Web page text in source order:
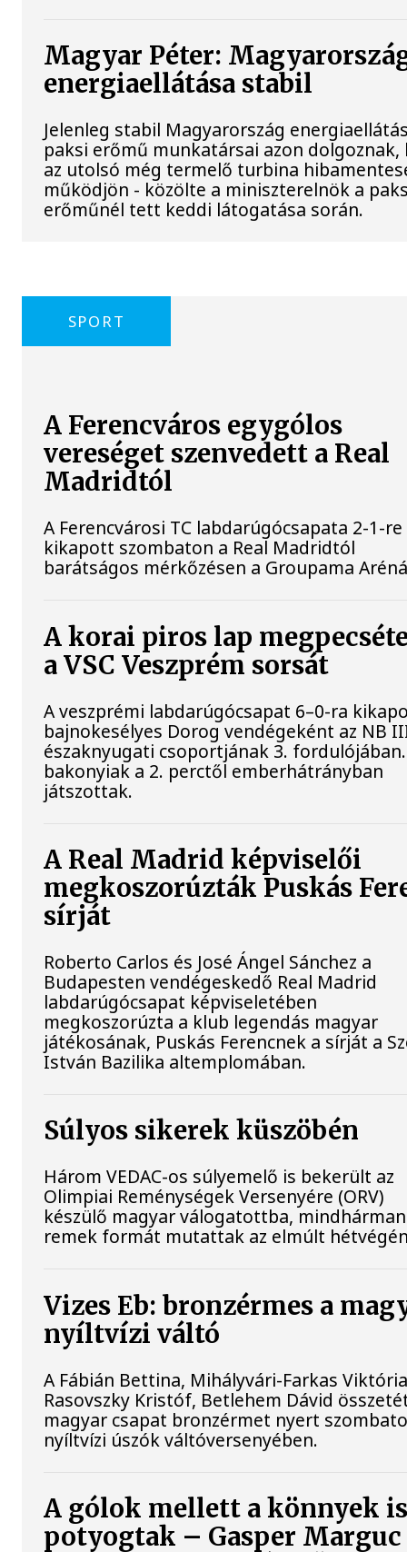
Magyar Péter:
energiaellátása stabil
Jelenleg stabil Magyarország
paksi erőmű munkatársai azon dolgoznak,
az utolsó még termelő turbina
működjön - közölte a miniszterelnök a
erőműnél tett keddi látogatása során.
SPORT
A Ferencváros egygólos
vereséget szenvedett a Real
Madridtól
A Ferencvárosi TC labdarúgócsapata 2-1-re
kikapott szombaton a Real Madridtól
barátságos mérkőzésen a Groupama
A korai piros lap
a VSC Veszprém sorsát
A veszprémi labdarúgócsapat 6–0-ra
bajnokesélyes Dorog vendégeként az NB
északnyugati csoportjának 3.
bakonyiak a 2. perctől emberhátrányban
játszottak.
A Real Madrid képviselői
megkoszorúzták Puskás
sírját
Roberto Carlos és José Ángel Sánchez a
Budapesten vendégeskedő Real Madrid
labdarúgócsapat képviseletében
megkoszorúzta a klub legendás magyar
játékosának, Puskás Ferencnek a sírját a
István Bazilika altemplomában.
Súlyos sikerek küszöbén
Három VEDAC-os súlyemelő is bekerült az
Olimpiai Reménységek Versenyére (ORV)
készülő magyar válogatottba, mindhárman
remek formát mutattak az elmúlt
Vizes Eb: bronzérmes a
nyíltvízi váltó
A Fábián Bettina, Mihályvári-Farkas
Rasovszky Kristóf, Betlehem Dávid
magyar csapat bronzérmet nyert
nyíltvízi úszók váltóversenyében.
A gólok mellett a könnyek
potyogtak – Gasper Marguc